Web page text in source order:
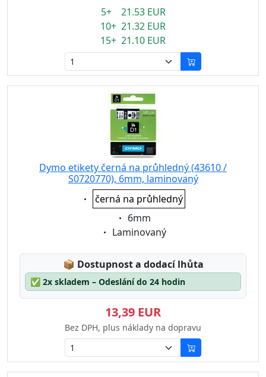
5+ 21.53 EUR
10+ 21.32 EUR
15+ 21.10 EUR
Dymo etikety černá na průhledný (43610 /
S0720770), 6mm, laminovaný
Eigenschaft:
černá na průhledný
Eigenschaft:
6mm
Eigenschaft:
Laminovaný
📦 Lagerstatus:
Dostupnost a dodací lhůta
✅ 2x skladem – Odeslání do 24 hodin
13,39 EUR
Bez DPH, plus náklady na dopravu